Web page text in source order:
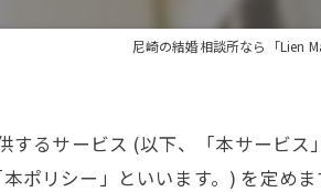
尼崎の結婚相談所なら「Lien
るサービス (以下、「本サービス
リシー」といいます。) を定めま